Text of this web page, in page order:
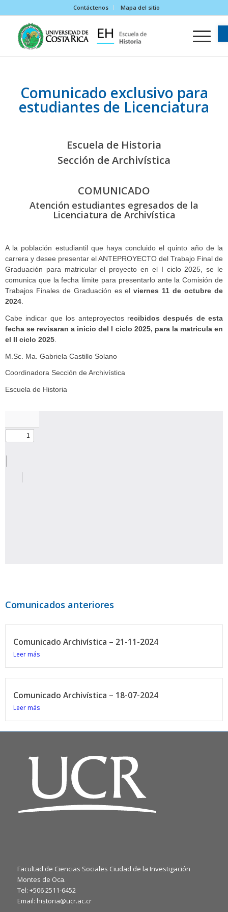
Contáctenos Mapa del sitio
Comunicado exclusivo para
estudiantes de Licenciatura
Escuela de Historia
Sección de Archivística
COMUNICADO
Atención estudiantes egresados de la
Licenciatura de Archivística
A la población estudiantil que haya concluido el quinto año de la
carrera y desee presentar el ANTEPROYECTO del Trabajo Final de
Graduación para matricular el proyecto en el I ciclo 2025, se le
comunica que la fecha límite para presentarlo ante la Comisión de
Trabajos Finales de Graduación es elviernes 11 de octubre de
2024
Cabe indicar que los anteproyectos recibidos después de esta
fecha se revisaran a inicio del I ciclo 2025, para la matricula en
el II ciclo 2025
M.Sc. Ma. Gabriela Castillo Solano
Coordinadora Sección de Archivística
Escuela de Historia
Comunicados anteriores
Comunicado Archivística – 21-11-2024
Leer más
Comunicado Archivística – 18-07-2024
Leer más
Facultad de Ciencias Sociales Ciudad de la Investigación
Montes de Oca.
Tel: +506 2511-6452
Email: historia@ucr.ac.cr